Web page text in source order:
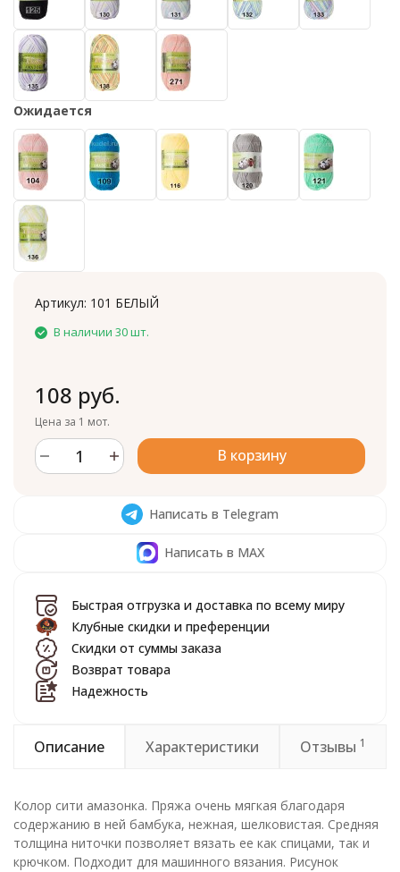
Ожидается
Артикул: 101 БЕЛЫЙ
В наличии 30 шт.
108 руб.
Цена за 1 мот.
В корзину
Написать в Telegram
Написать в MAX
Быстрая отгрузка и доставка по всему миру
Клубные скидки и преференции
Скидки от суммы заказа
Возврат товара
Надежность
Описание Характеристики Отзывы 1
Колор сити амазонка. Пряжа очень мягкая благодаря
содержанию в ней бамбука, нежная, шелковистая. Средняя
толщина ниточки позволяет вязать ее как спицами, так и
крючком. Подходит для машинного вязания. Рисунок